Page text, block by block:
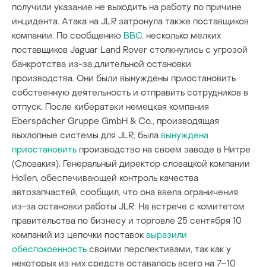
получили указание не выходить на работу по причине
инцидента. Атака на JLR затронула также поставщиков
компании. По сообщению BBC, несколько мелких
поставщиков Jaguar Land Rover столкнулись с угрозой
банкротства из-за длительной остановки
производства. Они были вынуждены приостановить
собственную деятельность и отправить сотрудников в
отпуск. После кибератаки немецкая компания
Eberspächer Gruppe GmbH & Co., производящая
выхлопные системы для JLR, была вынуждена
приостановить производство на своем заводе в Нитре
(Словакия). Генеральный директор словацкой компании
Hollen, обеспечивающей контроль качества
автозапчастей, сообщил, что она ввела ограничения
из-за остановки работы JLR. На встрече с комитетом
правительства по бизнесу и торговле 25 сентября 10
компаний из цепочки поставок выразили
обеспокоенность своими перспективами, так как у
некоторых из них средств оставалось всего на 7–10